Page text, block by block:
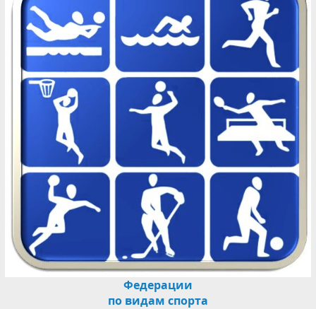
Федерации
по видам спорта